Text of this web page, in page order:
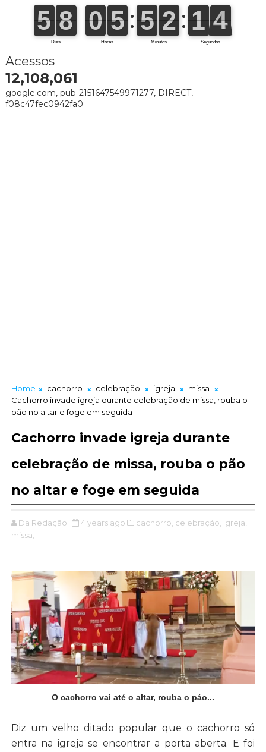
Acessos
12,108,061
google.com, pub-2151647549971277, DIRECT,
f08c47fec0942fa0
Home cachorro celebração igreja
missa
Cachorro invade igreja durante celebração de missa, rouba o
pão no altar e foge em seguida
Cachorro invade igreja durante
celebração de missa, rouba o pão
no altar e foge em seguida
Da Redação 4 years ago cachorro, celebração, igreja,
missa,
O cachorro vai até o altar, rouba o páo...
Diz um velho ditado popular que o cachorro só
entra na igreja se encontrar a porta aberta. E foi